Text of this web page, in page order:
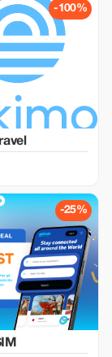
-100%
-25%